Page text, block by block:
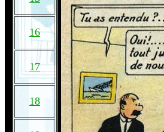
16
17
18